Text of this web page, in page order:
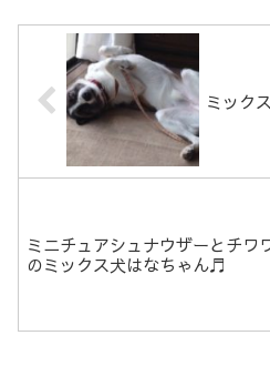
ミック
ミニチュアシュナウザーとチワ
のミックス犬はなちゃん♬